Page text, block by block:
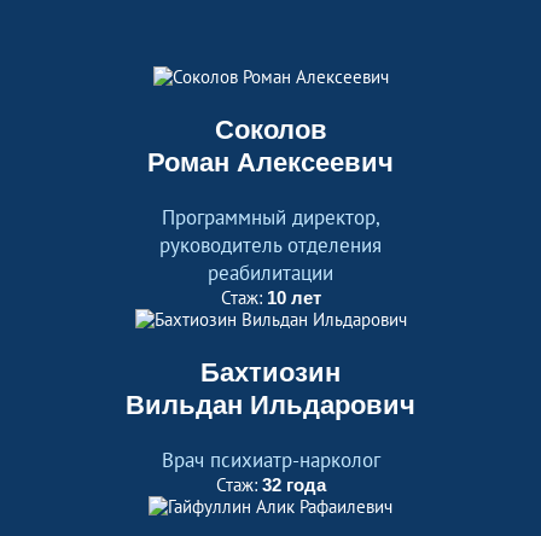
Соколов
Роман Алексеевич
Программный директор,
руководитель отделения
реабилитации
Стаж: 10 лет
Бахтиозин
Вильдан Ильдарович
Врач психиатр-нарколог
Стаж: 32 года